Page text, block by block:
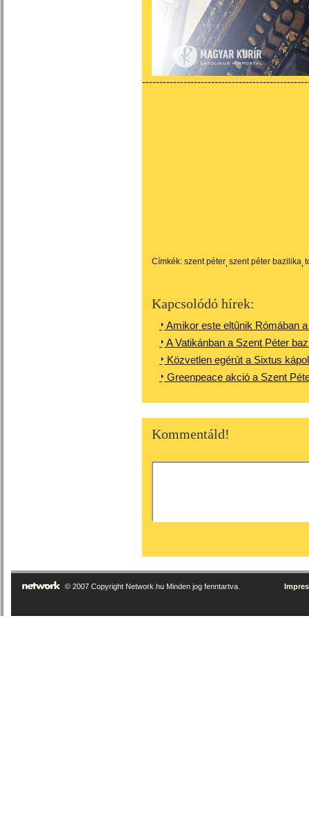
Címkék: szent péter szent péter bazilika
Kapcsolódó hírek:
Amikor este eltűnik Rómában
A Vatikánban a Szent Péter
Közvetlen egérút a Sixtus
Greenpeace akció a Szent
Kommentáld!
© 2007 Copyright Network.hu Minden jog fenntartva.